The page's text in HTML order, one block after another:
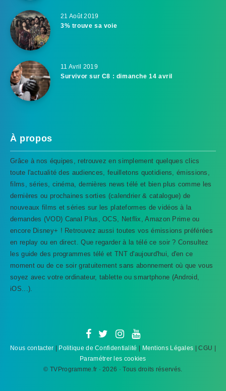
21 Août 2019
3% trouve sa voie
11 Avril 2019
Survivor sur C8 : dimanche 14 avril
À propos
Grâce à nos équipes, retrouvez en simplement quelques clics
toute l'actualité des audiences, feuilletons quotidiens, émissions,
films, séries, cinéma, dernières news télé et bien plus comme les
dernières ou prochaines sorties (calendrier & catalogue) de
nouveaux films et séries sur les plateformes de vidéos à la
demandes (VOD) Canal Plus, OCS, Netflix, Amazon Prime ou
encore Disney+ ! Retrouvez aussi toutes vos émissions préférées
en replay ou en direct. Que regarder à la télé ce soir ? Consultez
les guide des programmes télé et TNT d'aujourd'hui, d'en ce
moment ou de ce soir gratuitement sans abonnement où que vous
soyez avec votre ordinateur, tablette ou smartphone (Android,
iOS...).
Nous contacter | Politique de Confidentialité | Mentions Légales | CGU |
Paramétrer les cookies
© TVProgramme.fr · 2026 · Tous droits réservés.
TVProgramme respecte votre vie
TVProgramme utilise des Cookies dans le but de traiter
Accepter
Refuser